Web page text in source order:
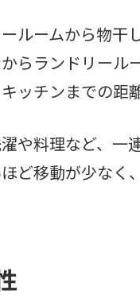
ールームから物干
からランドリール
キッチンまでの距
や料理など、一
ど移動が少なく